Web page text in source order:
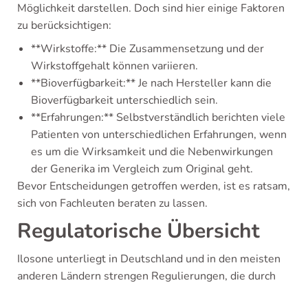
Möglichkeit darstellen. Doch sind hier einige Faktoren
zu berücksichtigen:
**Wirkstoffe:** Die Zusammensetzung und der
Wirkstoffgehalt können variieren.
**Bioverfügbarkeit:** Je nach Hersteller kann die
Bioverfügbarkeit unterschiedlich sein.
**Erfahrungen:** Selbstverständlich berichten viele
Patienten von unterschiedlichen Erfahrungen, wenn
es um die Wirksamkeit und die Nebenwirkungen
der Generika im Vergleich zum Original geht.
Bevor Entscheidungen getroffen werden, ist es ratsam,
sich von Fachleuten beraten zu lassen.
Regulatorische Übersicht
Ilosone unterliegt in Deutschland und in den meisten
anderen Ländern strengen Regulierungen, die durch